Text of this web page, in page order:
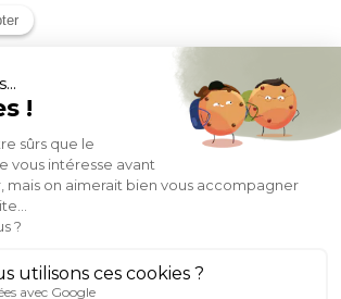
MOYENS DE PAIEMENT